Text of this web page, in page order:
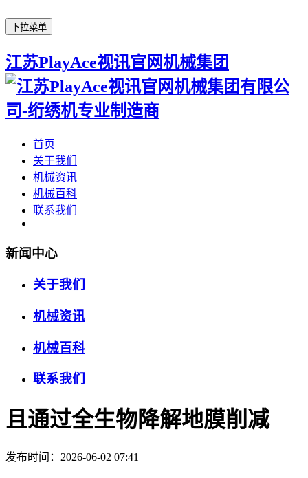
下拉菜单
江苏PlayAce视讯官网机械集团
首页
关于我们
机械资讯
机械百科
联系我们
新闻中心
关于我们
机械资讯
机械百科
联系我们
且通过全生物降解地膜削减
发布时间：2026-06-02 07:41